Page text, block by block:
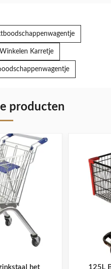
Karretje
producten
het
125L